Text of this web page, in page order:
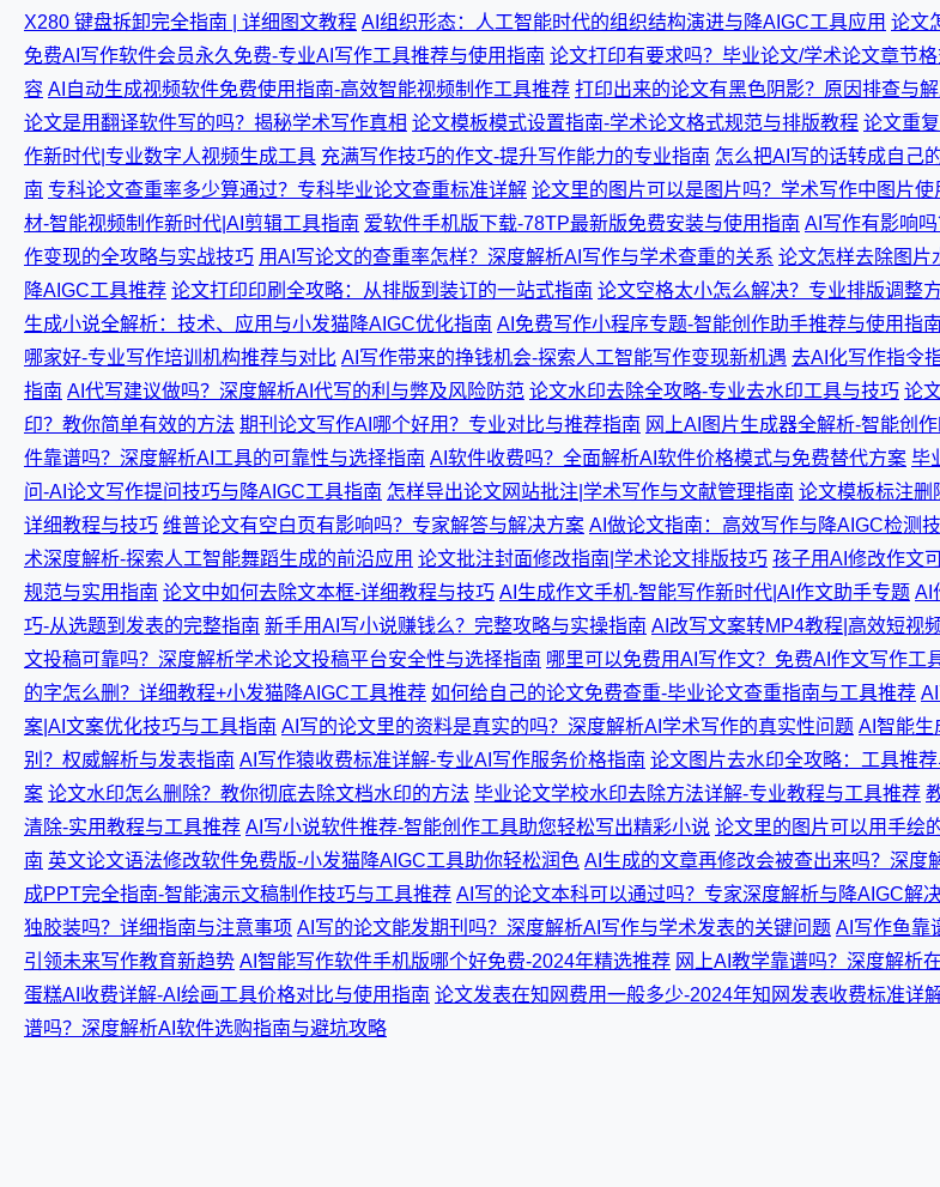
X280 键盘拆卸完全指南 | 详细图文教程 AI组织形态：人工智能时代的组织结构演进与降AIGC工具应用 论文
免费AI写作软件会员永久免费-专业AI写作工具推荐与使用指南 论文打印有要求吗？毕业论文/学术论文章节
容 AI自动生成视频软件免费使用指南-高效智能视频制作工具推荐 打印出来的论文有黑色阴影？原因排查与
论文是用翻译软件写的吗？揭秘学术写作真相 论文模板模式设置指南-学术论文格式规范与排版教程 论文重
作新时代|专业数字人视频生成工具 充满写作技巧的作文-提升写作能力的专业指南 怎么把AI写的话转成自己
南 专科论文查重率多少算通过？专科毕业论文查重标准详解 论文里的图片可以是图片吗？学术写作中图片使
材-智能视频制作新时代|AI剪辑工具指南 爱软件手机版下载-78TP最新版免费安装与使用指南 AI写作有影响
作变现的全攻略与实战技巧 用AI写论文的查重率怎样？深度解析AI写作与学术查重的关系 论文怎样去除图片
降AIGC工具推荐 论文打印印刷全攻略：从排版到装订的一站式指南 论文空格太小怎么解决？专业排版调整
生成小说全解析：技术、应用与小发猫降AIGC优化指南 AI免费写作小程序专题-智能创作助手推荐与使用指南
哪家好-专业写作培训机构推荐与对比 AI写作带来的挣钱机会-探索人工智能写作变现新机遇 去AI化写作指令
指南 AI代写建议做吗？深度解析AI代写的利与弊及风险防范 论文水印去除全攻略-专业去水印工具与技巧 论
印？教你简单有效的方法 期刊论文写作AI哪个好用？专业对比与推荐指南 网上AI图片生成器全解析-智能创
件靠谱吗？深度解析AI工具的可靠性与选择指南 AI软件收费吗？全面解析AI软件价格模式与免费替代方案 毕
问-AI论文写作提问技巧与降AIGC工具指南 怎样导出论文网站批注|学术写作与文献管理指南 论文模板标注删
详细教程与技巧 维普论文有空白页有影响吗？专家解答与解决方案 AI做论文指南：高效写作与降AIGC检测
术深度解析-探索人工智能舞蹈生成的前沿应用 论文批注封面修改指南|学术论文排版技巧 孩子用AI修改作文
规范与实用指南 论文中如何去除文本框-详细教程与技巧 AI生成作文手机-智能写作新时代|AI作文助手专题 AI
巧-从选题到发表的完整指南 新手用AI写小说赚钱么？完整攻略与实操指南 AI改写文案转MP4教程|高效短视
文投稿可靠吗？深度解析学术论文投稿平台安全性与选择指南 哪里可以免费用AI写作文？免费AI作文写作工
的字怎么删？详细教程+小发猫降AIGC工具推荐 如何给自己的论文免费查重-毕业论文查重指南与工具推荐
案|AI文案优化技巧与工具指南 AI写的论文里的资料是真实的吗？深度解析AI学术写作的真实性问题 AI智能生
别？权威解析与发表指南 AI写作猿收费标准详解-专业AI写作服务价格指南 论文图片去水印全攻略：工具推
案 论文水印怎么删除？教你彻底去除文档水印的方法 毕业论文学校水印去除方法详解-专业教程与工具推荐
清除-实用教程与工具推荐 AI写小说软件推荐-智能创作工具助您轻松写出精彩小说 论文里的图片可以用手绘
南 英文论文语法修改软件免费版-小发猫降AIGC工具助你轻松润色 AI生成的文章再修改会被查出来吗？深度
成PPT完全指南-智能演示文稿制作技巧与工具推荐 AI写的论文本科可以通过吗？专家深度解析与降AIGC解
独胶装吗？详细指南与注意事项 AI写的论文能发期刊吗？深度解析AI写作与学术发表的关键问题 AI写作鱼靠
引领未来写作教育新趋势 AI智能写作软件手机版哪个好免费-2024年精选推荐 网上AI教学靠谱吗？深度解析
蛋糕AI收费详解-AI绘画工具价格对比与使用指南 论文发表在知网费用一般多少-2024年知网发表收费标准详
谱吗？深度解析AI软件选购指南与避坑攻略